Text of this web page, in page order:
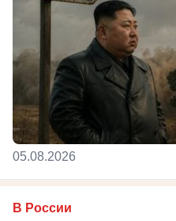
05.08.2026
В России